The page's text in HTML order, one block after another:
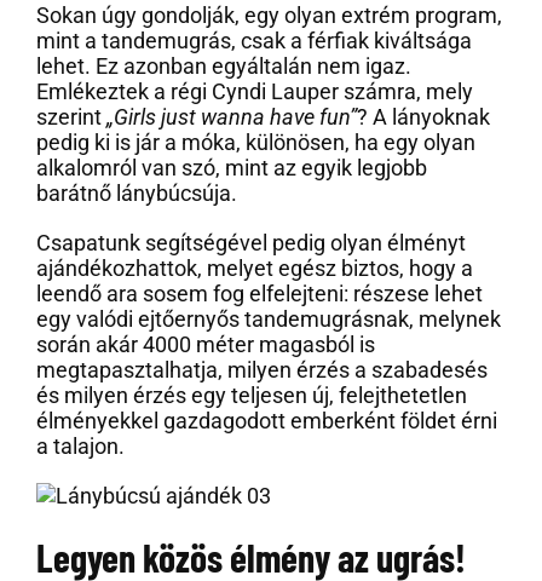
Sokan úgy gondolják, egy olyan extrém program,
mint a tandemugrás, csak a férfiak kiváltsága
lehet. Ez azonban egyáltalán nem igaz.
Emlékeztek a régi Cyndi Lauper számra, mely
szerint„Girls just wanna have fun”? A lányoknak
pedig ki is jár a móka, különösen, ha egy olyan
alkalomról van szó, mint az egyik legjobb
barátnő lánybúcsúja.
Csapatunk segítségével pedig olyan élményt
ajándékozhattok, melyet egész biztos, hogy a
leendő ara sosem fog elfelejteni: részese lehet
egy valódi ejtőernyős tandemugrásnak, melynek
során akár 4000 méter magasból is
megtapasztalhatja, milyen érzés a szabadesés
és milyen érzés egy teljesen új, felejthetetlen
élményekkel gazdagodott emberként földet érni
a talajon.
Legyen közös élmény az ugrás!